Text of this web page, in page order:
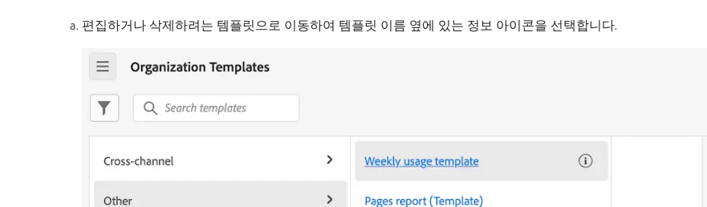
편집하거나 삭제하려는 템플릿으로 이동하여 템플릿 이름 옆에 있는 정보 아이콘을 선택합니다.